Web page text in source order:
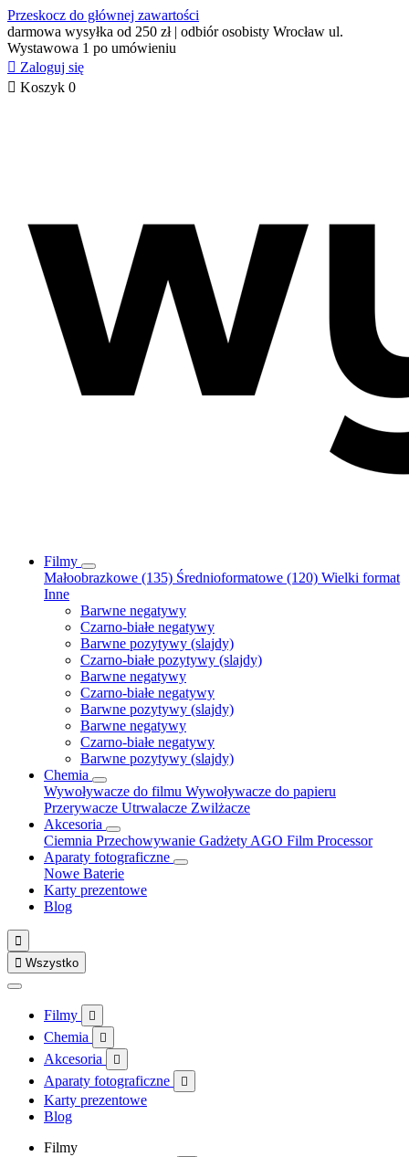
Przeskocz do głównej zawartości
darmowa wysyłka od 250 zł | odbiór osobisty Wrocław ul.
Wystawowa 1 po umówieniu
 Zaloguj się
 Koszyk 0
Filmy
Małoobrazkowe (135) Średnioformatowe (120) Wielki format
Inne
Barwne negatywy
Czarno-białe negatywy
Barwne pozytywy (slajdy)
Czarno-białe pozytywy (slajdy)
Barwne negatywy
Czarno-białe negatywy
Barwne pozytywy (slajdy)
Barwne negatywy
Czarno-białe negatywy
Barwne pozytywy (slajdy)
Chemia
Wywoływacze do filmu Wywoływacze do papieru
Przerywacze Utrwalacze Zwilżacze
Akcesoria
Ciemnia Przechowywanie Gadżety AGO Film Processor
Aparaty fotograficzne
Nowe Baterie
Karty prezentowe
Blog

 Wszystko
Filmy 
Chemia 
Akcesoria 
Aparaty fotograficzne 
Karty prezentowe
Blog
Filmy